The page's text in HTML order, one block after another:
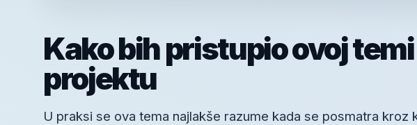
Kako bih pristupio ovoj
projektu
U praksi se ova tema najlakše razume kada se posmatra kroz